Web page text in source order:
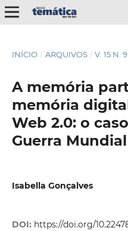
INÍCIO / ARQUIVOS / V. 15 N.
A memória
memória
Web 2.0: o
Guerra Mundial
Isabella Gonçalves
DOI: https://doi.org/